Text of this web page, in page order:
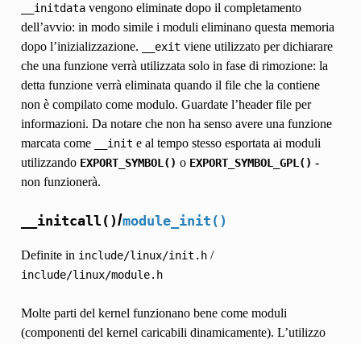
__initdatavengono eliminate dopo il completamento
dell’avvio: in modo simile i moduli eliminano questa memoria
dopo l’inizializzazione.
__exit viene utilizzato per dichiarare
che una funzione verrà utilizzata solo in fase di rimozione: la
detta funzione verrà eliminata quando il file che la contiene
non è compilato come modulo. Guardate l’header file per
informazioni. Da notare che non ha senso avere una funzione
marcata come
__init e al tempo stesso esportata ai moduli
utilizzando EXPORT_SYMBOL() o EXPORT_SYMBOL_GPL() -
non funzionerà.
__initcall()/module_init()
Definite in include/linux/init.h/
include/linux/module.h
Molte parti del kernel funzionano bene come moduli
(componenti del kernel caricabili dinamicamente). L’utilizzo